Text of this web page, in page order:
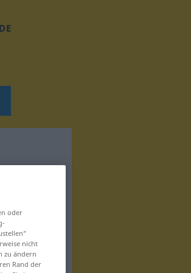
DE
oder
nicht
zu ändern
Rand der